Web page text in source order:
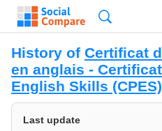
History of Certificat
en anglais -
English Skills (CPES)
Last update